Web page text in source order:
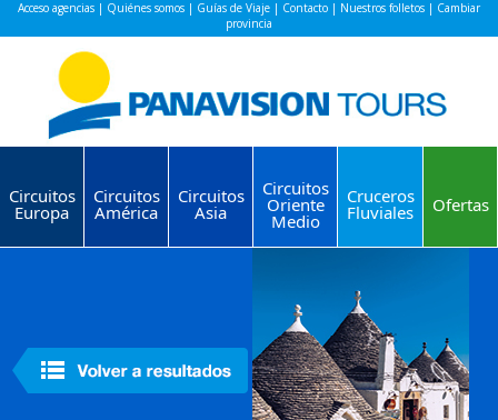
Acceso agencias | Quiénes somos | Guías de Viaje | Contacto | Nuestros folletos | Cambiar
provincia
Circuitos
Europa
Circuitos
América
Circuitos
Asia
Circuitos
Oriente
Medio
Cruceros
Fluviales Ofertas